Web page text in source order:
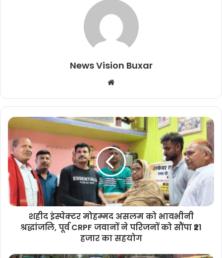
News Vision Buxar
b
s
i
t
e
शहीद इंस्पेक्टर मोहम्मद असलम को भावभीनी
श्रद्धांजलि, पूर्व CRPF जवानों ने परिजनों को सौंपा ₹21
हजार का सहयोग